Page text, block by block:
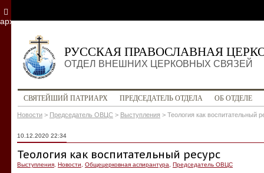
РУССКАЯ ПРАВОСЛАВНАЯ
ОТДЕЛ ВНЕШНИХ ЦЕРКОВНЫХ СВЯЗЕЙ
СВЯТЕЙШИЙ ПАТРИАРХ ПРЕДСЕДАТЕЛЬ ОТДЕЛА ОБ ОТДЕЛЕ
Новости > Председатель ОВЦС > Выступления > Теология как воспитательный
10.12.2020 22:34
Теология как воспитательный ресурс
Выступления Новости Общецерковная аспирантура Председатель ОВЦС
архив